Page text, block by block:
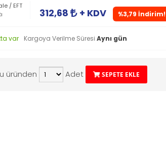
/ EFT
312,68 + KDV %3,79 İndirim!
var Kargoya Verilme Süresi Aynı gün
üründen Adet SEPETE EKLE